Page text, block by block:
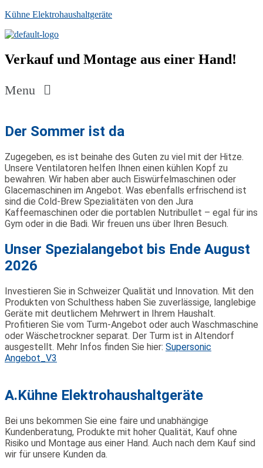
Kühne Elektrohaushaltgeräte
Verkauf und Montage aus einer Hand!
Menu
Der Sommer ist da
Zugegeben, es ist beinahe des Guten zu viel mit der Hitze.
Unsere Ventilatoren helfen Ihnen einen kühlen Kopf zu
bewahren. Wir haben aber auch Eiswürfelmaschinen oder
Glacemaschinen im Angebot. Was ebenfalls erfrischend ist
sind die Cold-Brew Spezialitäten von den Jura
Kaffeemaschinen oder die portablen Nutribullet – egal für ins
Gym oder in die Badi. Wir freuen uns über Ihren Besuch.
Unser Spezialangebot bis Ende August
2026
Investieren Sie in Schweizer Qualität und Innovation. Mit den
Produkten von Schulthess haben Sie zuverlässige, langlebige
Geräte mit deutlichem Mehrwert in Ihrem Haushalt.
Profitieren Sie vom Turm-Angebot oder auch Waschmaschine
oder Wäschetrockner separat. Der Turm ist in Altendorf
ausgestellt. Mehr Infos finden Sie hier: Supersonic
Angebot_V3
A.Kühne Elektrohaushaltgeräte
Bei uns bekommen Sie eine faire und unabhängige
Kundenberatung, Produkte mit hoher Qualität, Kauf ohne
Risiko und Montage aus einer Hand. Auch nach dem Kauf sind
wir für unsere Kunden da.